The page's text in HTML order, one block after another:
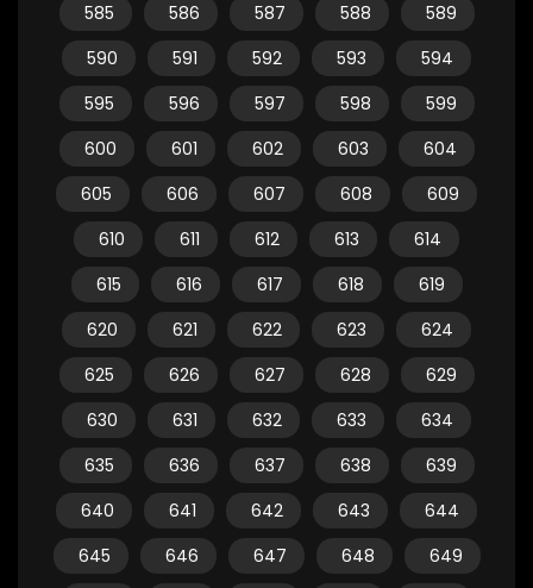
585
586 587 588
589
590
591 592 593
594
595
596 597 598
599
600
601 602 603
604
605
606 607 608
609
610
611 612 613
614
615
616 617 618
619
620
621 622 623
624
625
626 627 628
629
630
631 632 633
634
635
636 637 638
639
640
641 642 643
644
645
646 647 648
649